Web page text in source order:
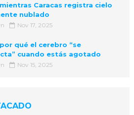
Caracas registra cielo
nublado
Nov 17, 2025
qué el cerebro “se
cuando estás agotado
Nov 15, 2025